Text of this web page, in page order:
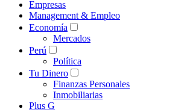
Empresas
Management & Empleo
Economía
Mercados
Perú
Política
Tu Dinero
Finanzas Personales
Inmobiliarias
Plus G